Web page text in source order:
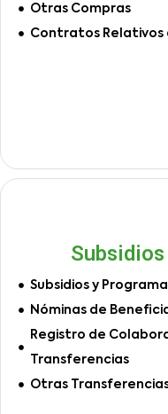
Otras Compras
Contratos Relativos
Subsidios y
Nóminas de
Registro de
Transferencias
Otras